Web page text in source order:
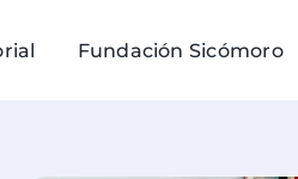
Fundación Sicómoro